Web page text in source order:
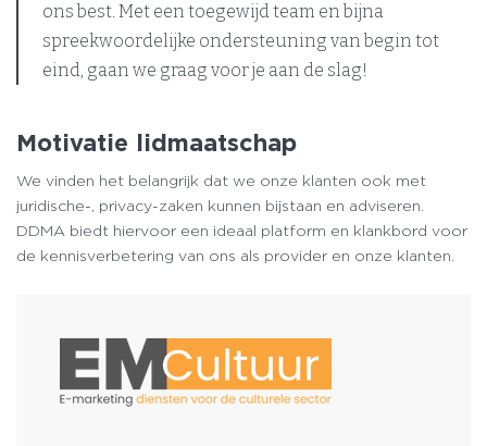
ons best. Met een toegewijd team en bijna
spreekwoordelijke ondersteuning van begin tot
eind, gaan we graag voor je aan de slag!
Motivatie lidmaatschap
We vinden het belangrijk dat we onze klanten ook met
juridische-, privacy-zaken kunnen bijstaan en adviseren.
DDMA biedt hiervoor een ideaal platform en klankbord voor
de kennisverbetering van ons als provider en onze klanten.